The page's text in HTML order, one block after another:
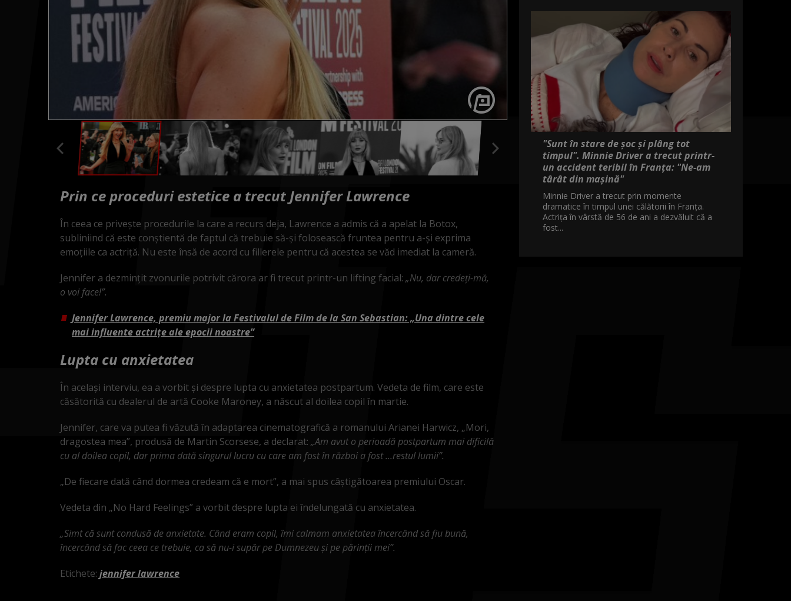
Prin ce proceduri estetice a trecut Jennifer Lawrence
În ceea ce privește procedurile la care a recurs deja, Lawrence a admis că a apelat la Botox,
subliniind că este conștientă de faptul că trebuie să-și folosească fruntea pentru a-și exprima
emoțiile ca actriță. Nu este însă de acord cu fillerele pentru că acestea se văd imediat la cameră.
Jennifer a dezmințit zvonurile potrivit cărora ar fi trecut printr-un lifting facial: „Nu, dar credeți-mă,
o voi face!”.
Jennifer Lawrence, premiu major la Festivalul de Film de la San Sebastian: „Una dintre cele
mai influente actriţe ale epocii noastre”
Lupta cu anxietatea
În același interviu, ea a vorbit și despre lupta cu anxietatea postpartum. Vedeta de film, care este
căsătorită cu dealerul de artă Cooke Maroney, a născut al doilea copil în martie.
Jennifer, care va putea fi văzută în adaptarea cinematografică a romanului Arianei Harwicz, „Mori,
dragostea mea”, produsă de Martin Scorsese, a declarat: „Am avut o perioadă postpartum mai dificilă
cu al doilea copil, dar prima dată singurul lucru cu care am fost în război a fost ...restul lumii”.
„De fiecare dată când dormea credeam că e mort”, a mai spus câștigătoarea premiului Oscar.
Vedeta din „No Hard Feelings” a vorbit despre lupta ei îndelungată cu anxietatea.
„Simt că sunt condusă de anxietate. Când eram copil, îmi calmam anxietatea încercând să fiu bună,
încercând să fac ceea ce trebuie, ca să nu-i supăr pe Dumnezeu și pe părinții mei”.
Etichete: jennifer lawrence
"Sunt în stare de șoc și plâng tot
timpul". Minnie Driver a trecut printr-
un accident teribil în Franța: "Ne-am
târât din mașină"
Minnie Driver a trecut prin momente
dramatice în timpul unei călătorii în Franța.
Actrița în vârstă de 56 de ani a dezvăluit că a
fost...